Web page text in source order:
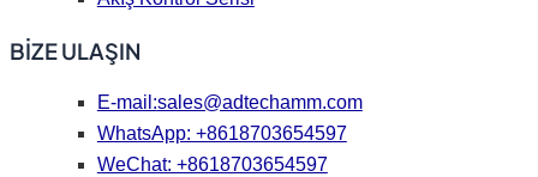
BİZE ULAŞIN
E-mail:sales@adtechamm.com
WhatsApp: +8618703654597
WeChat: +8618703654597